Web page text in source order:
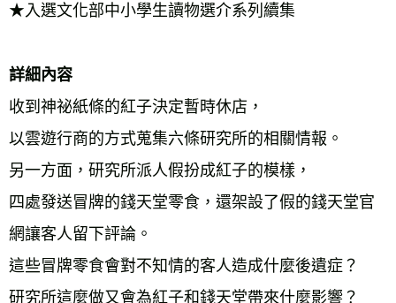
★入選文化部中小學生讀物選介系列續集
詳細內容
收到神祕紙條的紅子決定暫時休店，
以雲遊行商的方式蒐集六條研究所的相關情報。
另一方面，研究所派人假扮成紅子的模樣，
四處發送冒牌的錢天堂零食，還架設了假的錢天堂官
網讓客人留下評論。
這些冒牌零食會對不知情的客人造成什麼後遺症？
研究所這麼做又會為紅子和錢天堂帶來什麼影響？